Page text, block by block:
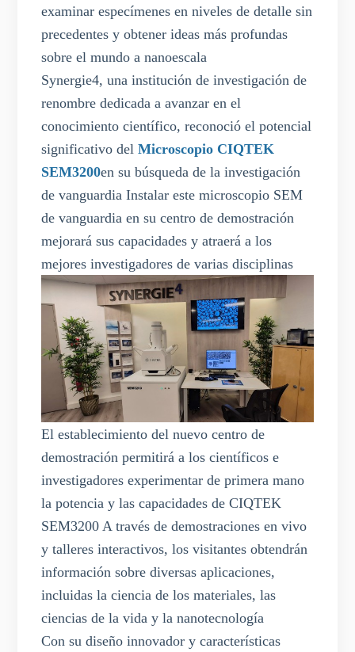
examinar especímenes en niveles de detalle sin
precedentes y obtener ideas más profundas
sobre el mundo a nanoescala
Synergie4, una institución de investigación de
renombre dedicada a avanzar en el
conocimiento científico, reconoció el potencial
significativo delMicroscopio CIQTEK
SEM3200en su búsqueda de la investigación
de vanguardia Instalar este microscopio SEM
de vanguardia en su centro de demostración
mejorará sus capacidades y atraerá a los
mejores investigadores de varias disciplinas
El establecimiento del nuevo centro de
demostración permitirá a los científicos e
investigadores experimentar de primera mano
la potencia y las capacidades de CIQTEK
SEM3200 A través de demostraciones en vivo
y talleres interactivos, los visitantes obtendrán
información sobre diversas aplicaciones,
incluidas la ciencia de los materiales, las
ciencias de la vida y la nanotecnología
Con su diseño innovador y características